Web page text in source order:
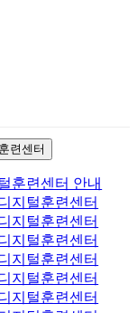
련센터
훈련센터 안내
지털훈련센터
지털훈련센터
지털훈련센터
지털훈련센터
지털훈련센터
지털훈련센터